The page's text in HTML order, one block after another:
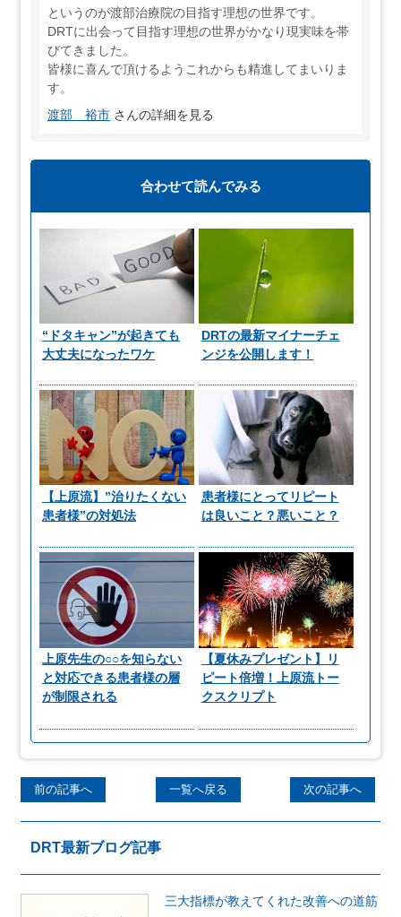
というのが渡部治療院の目指す理想の世界です。
DRTに出会って目指す理想の世界がかなり現実味を帯
びてきました。
皆様に喜んで頂けるようこれからも精進してまいりま
す。
渡部 裕市 さんの詳細を見る
合わせて読んでみる
“ドタキャン”が起きても
大丈夫になったワケ
DRTの最新マイナーチェ
ンジを公開します！
【上原流】”治りたくない
患者様”の対処法
患者様にとってリピート
は良いこと？悪いこと？
上原先生の○○を知らない
と対応できる患者様の層
が制限される
【夏休みプレゼント】リ
ピート倍増！上原流トー
クスクリプト
前の記事へ 一覧へ戻る 次の記事へ
DRT最新ブログ記事
三大指標が教えてくれた改善への道筋